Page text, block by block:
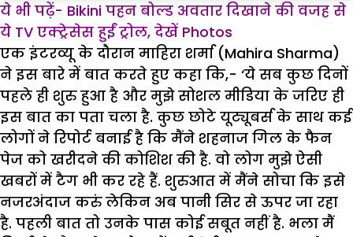
ये भी पढ़ें- Bikini पहन बोल्ड अवतार दिखाने की वजह से
ये TV एक्ट्रेसेस हुईं ट्रोल, देखें Photos
एक इंटरव्यू के दौरान माहिरा शर्मा (Mahira Sharma)
ने इस बारे में बात करते हुए कहा कि,- ‘ये सब कुछ दिनों
पहले ही शुरु हुआ है और मुझे सोशल मीडिया के जरिए ही
इस बात का पता चला है. कुछ छोटे यूट्यूबर्स के साथ कई
लोगों ने रिपोर्ट बनाई है कि मैंने शहनाज गिल के फैन
पेज को खरीदने की कोशिश की है. वो लोग मुझे ऐसी
खबरों में टैग भी कर रहे हैं. शुरुआत में मैंने सोचा कि इसे
नजरअंदाज करुं लेकिन अब पानी सिर से ऊपर जा रहा
है. पहली बात तो उनके पास कोई सबूत नहीं है. भला मैं